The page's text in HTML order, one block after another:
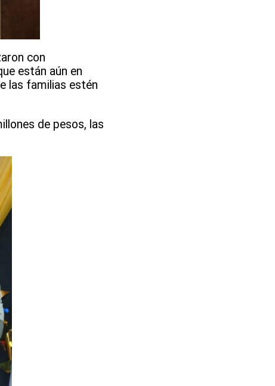
con
están aún en
las familias estén
de pesos, las